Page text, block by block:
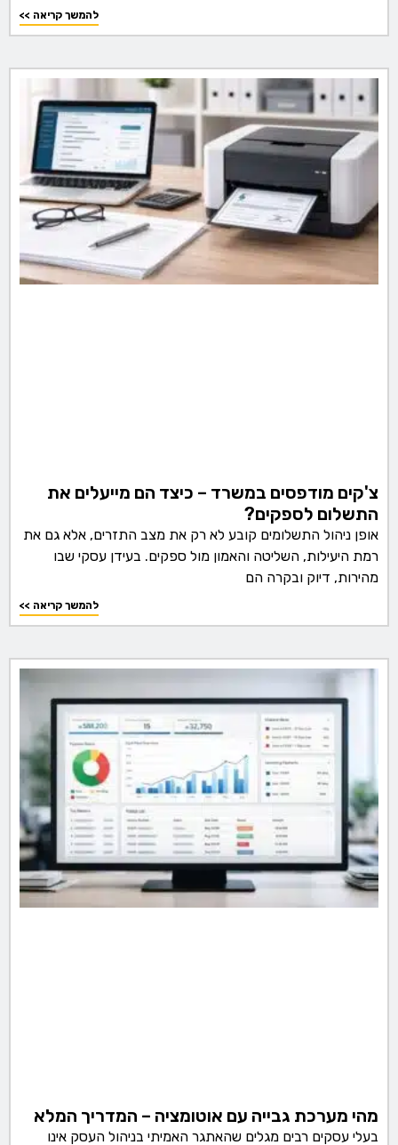
<< להמשך קריאה
צ'קים מודפסים במשרד – כיצד הם מייעלים את
התשלום לספקים?
אופן ניהול התשלומים קובע לא רק את מצב התזרים, אלא גם את
רמת היעילות, השליטה והאמון מול ספקים. בעידן עסקי שבו
מהירות, דיוק ובקרה הם
<< להמשך קריאה
מהי מערכת גבייה עם אוטומציה – המדריך המלא
בעלי עסקים רבים מגלים שהאתגר האמיתי בניהול העסק אינו